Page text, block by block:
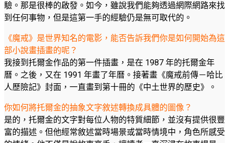
驗。那是很棒的啟發。如今，雖說我們能夠透過網際網路來找
到任何事物，但是這第一手的經驗仍是無可取代的。
《魔戒》是世界知名的電影，能否告訴我們你是如何開始為這
部小說畫插畫的呢？
我接到托爾金作品的第一件插畫，是在 1987 年的托爾金年
曆。之後，又在 1991 年畫了年曆。接著畫《魔戒前傳－哈比
人歷險記》封面，一直畫到第十冊的《中土世界的歷史》。
你如何將托爾金的抽象文字敘述轉換成具體的圖像？
是的，托爾金的文字對每位人物的特質細節，並沒有提供很豐
富的描述。但他經常敘述當時場景或當時情境中，角色所感受